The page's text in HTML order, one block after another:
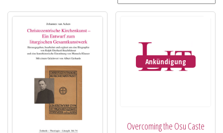
Ankündigung
Overcoming the Osu Caste